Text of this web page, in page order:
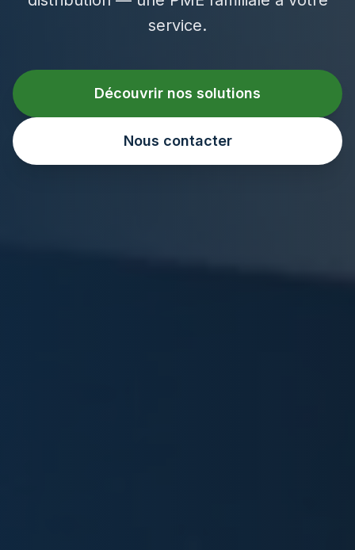
service.
Découvrir nos solutions
Nous contacter